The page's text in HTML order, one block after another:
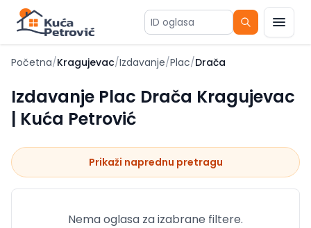
ID oglasa
Početna/Kragujevac/Izdavanje/Plac/Drača
Izdavanje Plac Drača Kragujevac
| Kuća Petrović
Prikaži naprednu pretragu
Nema oglasa za izabrane filtere.